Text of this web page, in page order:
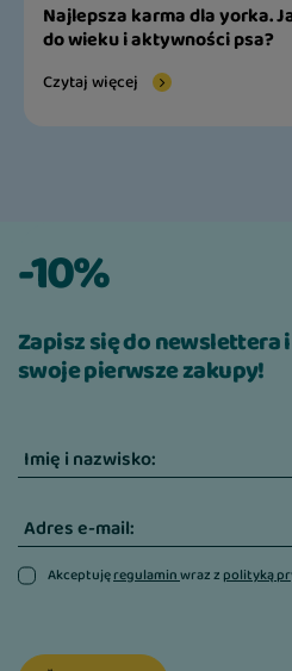
Najlepsza karma dla yorka.
do wieku i aktywności psa?
Czytaj więcej
-10%
Zapisz się do newslettera
swoje pierwsze zakupy!
Imię i nazwisko:
Adres e-mail:
Akceptujęregulaminwraz zpolityką